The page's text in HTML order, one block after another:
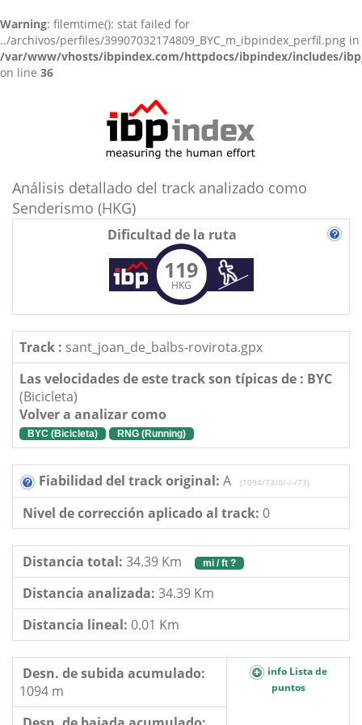
Warning: filemtime(): stat failed for
../archivos/perfiles/39907032174809_BYC_m_ibpindex_perfil.png in
/var/www/vhosts/ibpindex.com/httpdocs/ibpindex/includes/
on line 36
Análisis detallado del track analizado como
Senderismo (HKG)
Dificultad de la ruta
119
HKG
Track : sant_joan_de_balbs-rovirota.gpx
Las velocidades de este track son típicas de : BYC
(Bicicleta)
Volver a analizar como
BYC (Bicicleta) RNG (Running)
Fiabilidad del track original: A (1094/73/0/-/-/73)
Nivel de corrección aplicado al track: 0
Distancia total: 34.39 Km mi / ft ?
Distancia analizada: 34.39 Km
Distancia lineal: 0.01 Km
Desn. de subida acumulado:
1094 m
info Lista de
puntos